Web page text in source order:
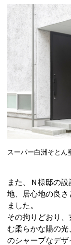
スーパー白洲そとん
また、Ｎ様邸の
地、居心地の良さ
ました。
その拘りどおり
む柔らかな陽の
のシャープなデ